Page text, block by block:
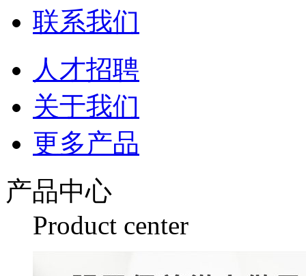
联系我们
人才招聘
关于我们
更多产品
产品中心
Product center